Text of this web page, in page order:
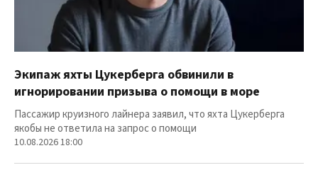
Экипаж яхты Цукерберга обвинили в
игнорировании призыва о помощи в море
Пассажир круизного лайнера заявил, что яхта Цукерберга
якобы не ответила на запрос о помощи
10.08.2026 18:00